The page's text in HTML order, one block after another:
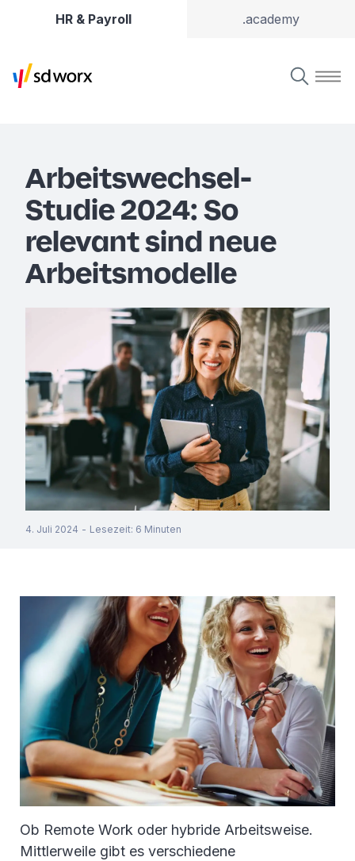
HR & Payroll .academy
Arbeitswechsel-
Studie 2024: So
relevant sind neue
Arbeitsmodelle
4. Juli 2024 - Lesezeit: 6 Minuten
Ob Remote Work oder hybride Arbeitsweise.
Mittlerweile gibt es verschiedene